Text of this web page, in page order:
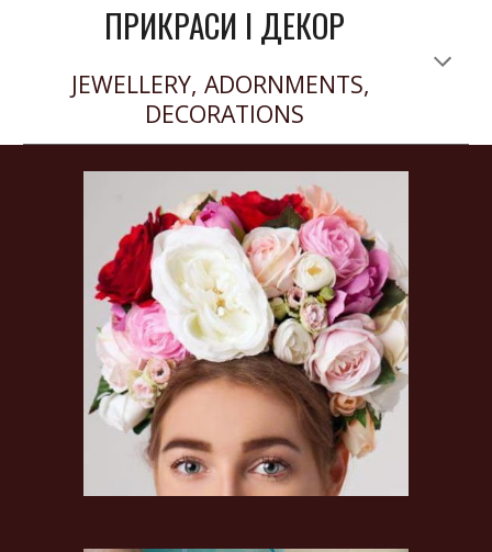
ПРИКРАСИ І ДЕКОР
JEWELLERY, ADORNMENTS,
DECORATIONS